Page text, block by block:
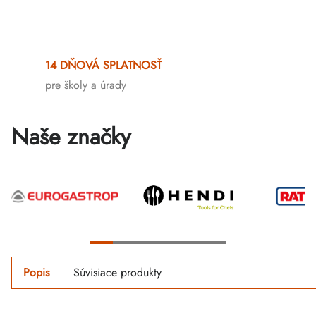
14 DŇOVÁ SPLATNOSŤ
pre školy a úrady
Naše značky
Popis Súvisiace produkty